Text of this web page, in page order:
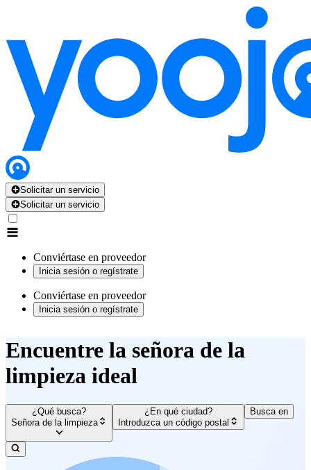
Solicitar un servicio
Solicitar un servicio
Conviértase en proveedor
Inicia sesión o regístrate
Conviértase en proveedor
Inicia sesión o regístrate
Encuentre la señora de la
limpieza ideal
¿Qué busca?
Señora de la limpieza
¿En qué ciudad?
Introduzca un código postal
Busca en